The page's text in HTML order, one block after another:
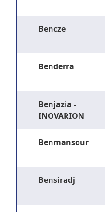
Bencze
Benderra
Benjazia -
INOVARION
Benmansour
Bensiradj